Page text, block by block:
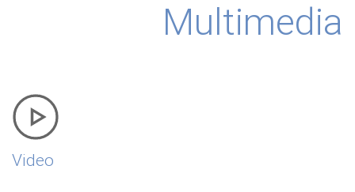
Multimedia
Video